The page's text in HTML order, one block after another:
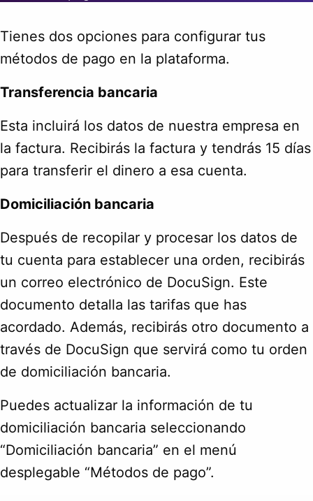
Tienes dos opciones para configurar tus
métodos de pago en la plataforma.
Transferencia bancaria
Esta incluirá los datos de nuestra empresa en
la factura. Recibirás la factura y tendrás 15 días
para transferir el dinero a esa cuenta.
Domiciliación bancaria
Después de recopilar y procesar los datos de
tu cuenta para establecer una orden, recibirás
un correo electrónico de DocuSign. Este
documento detalla las tarifas que has
acordado. Además, recibirás otro documento a
través de DocuSign que servirá como tu orden
de domiciliación bancaria.
Puedes actualizar la información de tu
domiciliación bancaria seleccionando
“Domiciliación bancaria” en el menú
desplegable “Métodos de pago”.